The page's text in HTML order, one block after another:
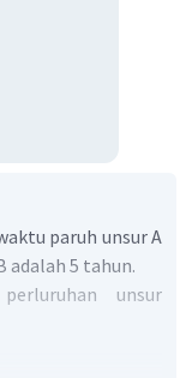
paruh unsur A
adalah 5 tahun.
unsur